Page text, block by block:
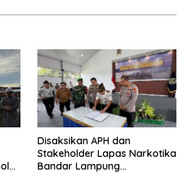
Disaksikan APH dan
Stakeholder Lapas Narkotika
Bandar Lampung